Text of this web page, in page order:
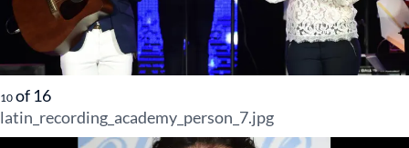
10 of 16
latin_recording_academy_person_7.jpg